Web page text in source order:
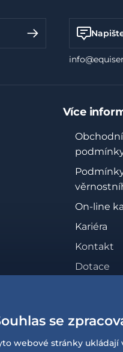
Více
Obchodní
On-line
Kariéra
Kontakt
Dotace
se
webové stránky ukládají